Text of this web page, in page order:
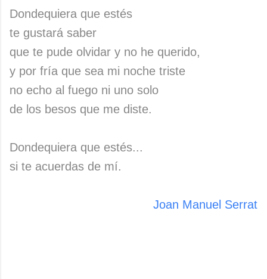
Dondequiera que estés
te gustará saber
que te pude olvidar y no he querido,
y por fría que sea mi noche triste
no echo al fuego ni uno solo
de los besos que me diste.
Dondequiera que estés...
si te acuerdas de mí.
Joan Manuel Serrat